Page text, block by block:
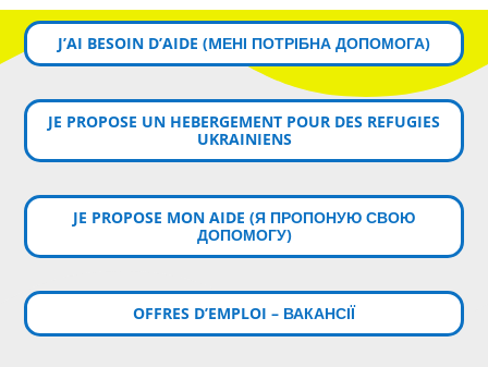
J’AI BESOIN D’AIDE (MЕНІ ПОТРІБНА ДОПОМОГА)
JE PROPOSE UN HEBERGEMENT POUR DES REFUGIES
UKRAINIENS
JE PROPOSE MON AIDE (Я ПРОПОНУЮ СВОЮ
ДОПОМОГУ)
OFFRES D’EMPLOI – ВАКАНСІЇ